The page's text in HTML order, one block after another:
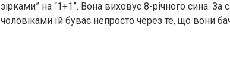
зірками” на “1+1”. Вона виховує 8-річного сина.
чоловіками їй буває непросто через те, що вони